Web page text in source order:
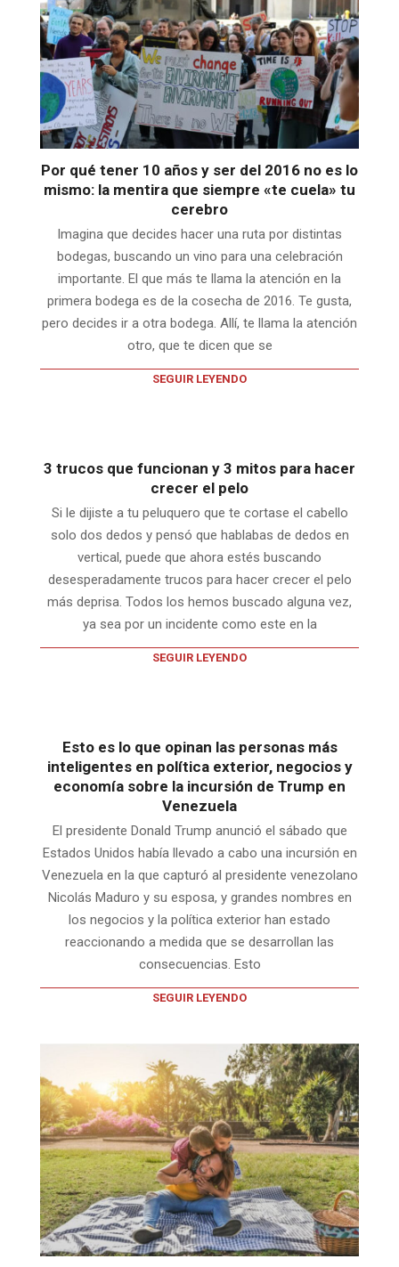
Por qué tener 10 años y ser del 2016 no es lo
mismo: la mentira que siempre «te cuela» tu
cerebro
Imagina que decides hacer una ruta por distintas
bodegas, buscando un vino para una celebración
importante. El que más te llama la atención en la
primera bodega es de la cosecha de 2016. Te gusta,
pero decides ir a otra bodega. Allí, te llama la atención
otro, que te dicen que se
SEGUIR LEYENDO
3 trucos que funcionan y 3 mitos para hacer
crecer el pelo
Si le dijiste a tu peluquero que te cortase el cabello
solo dos dedos y pensó que hablabas de dedos en
vertical, puede que ahora estés buscando
desesperadamente trucos para hacer crecer el pelo
más deprisa. Todos los hemos buscado alguna vez,
ya sea por un incidente como este en la
SEGUIR LEYENDO
Esto es lo que opinan las personas más
inteligentes en política exterior, negocios y
economía sobre la incursión de Trump en
Venezuela
El presidente Donald Trump anunció el sábado que
Estados Unidos había llevado a cabo una incursión en
Venezuela en la que capturó al presidente venezolano
Nicolás Maduro y su esposa, y grandes nombres en
los negocios y la política exterior han estado
reaccionando a medida que se desarrollan las
consecuencias. Esto
SEGUIR LEYENDO